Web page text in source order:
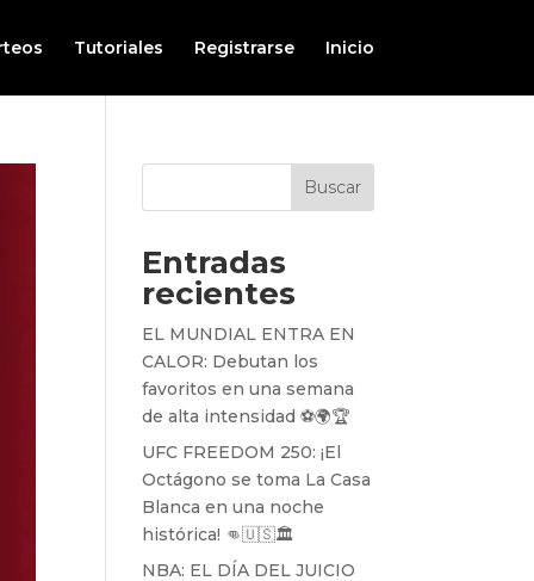
Tutoriales Registrarse Inicio
Buscar
Entradas
recientes
EL MUNDIAL ENTRA EN
CALOR: Debutan los
favoritos en una semana
de alta intensidad ⚽️🌍🏆
UFC FREEDOM 250: ¡El
Octágono se toma La Casa
Blanca en una noche
histórica! 👊🇺🇸🏛️
NBA: EL DÍA DEL JUICIO